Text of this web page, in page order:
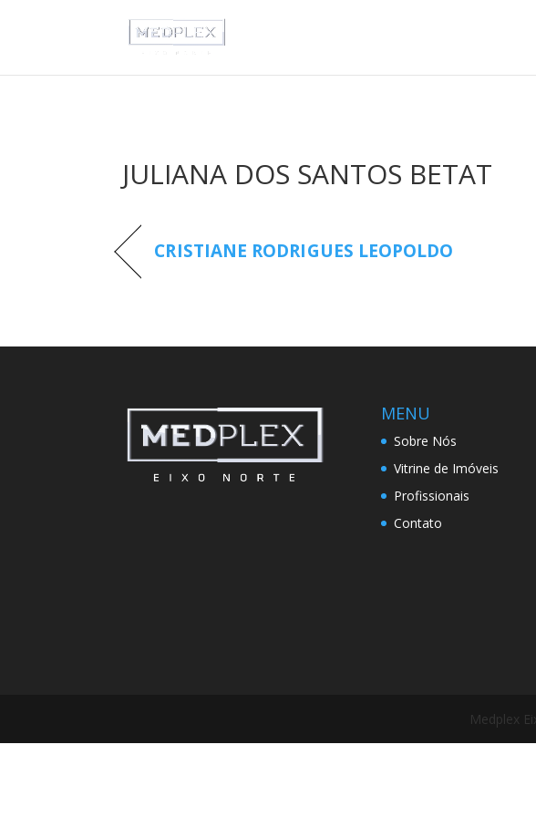
JULIANA DOS SANTOS BETAT
CRISTIANE RODRIGUES LEOPOLDO
MENU
Sobre Nós
Vitrine de Imóveis
Profissionais
Contato
Medplex